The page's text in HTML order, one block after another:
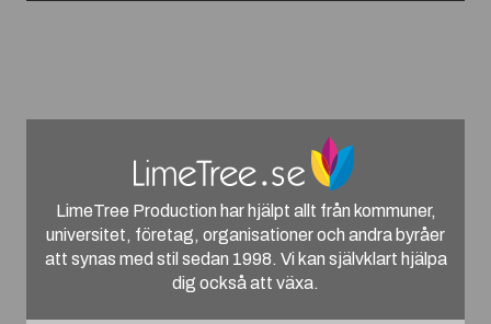
LimeTree Production har hjälpt allt från kommuner,
universitet, företag, organisationer och andra byråer
att synas med stil sedan 1998. Vi kan självklart hjälpa
dig också att växa.